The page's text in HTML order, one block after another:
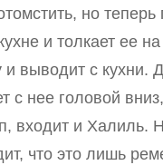
но
и толкает ее
выводит с кухни.
с нее головой
входит и Халиль.
что это лишь